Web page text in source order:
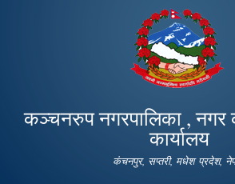
Skip to
main
content
कञ्चनरुप नगरपालिका , नगर
कार्यालय
कंचनपुर, सप्तरी, मधेश प्रदेश,